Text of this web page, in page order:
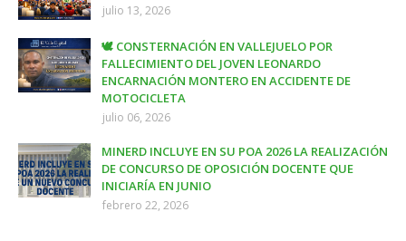
julio 13, 2026
🕊️ CONSTERNACIÓN EN VALLEJUELO POR
FALLECIMIENTO DEL JOVEN LEONARDO
ENCARNACIÓN MONTERO EN ACCIDENTE DE
MOTOCICLETA
julio 06, 2026
MINERD INCLUYE EN SU POA 2026 LA REALIZACIÓN
DE CONCURSO DE OPOSICIÓN DOCENTE QUE
INICIARÍA EN JUNIO
febrero 22, 2026